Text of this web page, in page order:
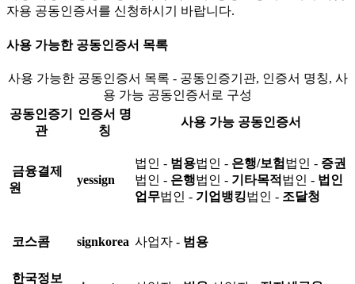
자용 공동인증서를 신청하시기 바랍니다.
사용 가능한 공동인증서 목록
사용 가능한 공동인증서 목록 - 공동인증기관, 인증서 명칭, 사
용 가능 공동인증서로 구성
공동인증기
관
인증서 명
칭
사용 가능 공동인증서
금융결제
원
yessign
법인 - 범용법인 - 은행/보험 법인 - 증권
법인 - 은행법인 - 기타목적 법인 - 법인
업무법인 - 기업뱅킹법인 - 조달청
코스콤 signkorea 사업자 - 범용
한국정보